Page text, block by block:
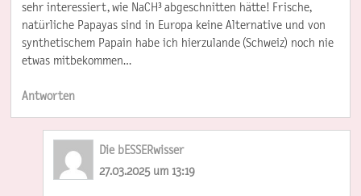
sehr interessiert, wie NaCH³ abgeschnitten hätte! Frische,
natürliche Papayas sind in Europa keine Alternative und von
synthetischem Papain habe ich hierzulande (Schweiz) noch nie
etwas mitbekommen…
Antworten
Die bESSERwisser
27.03.2025 um 13:19